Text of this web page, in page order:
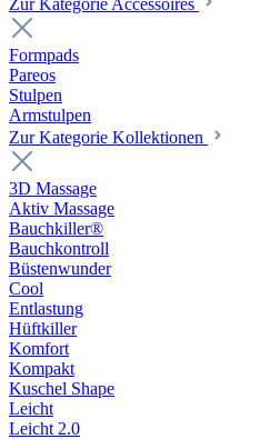
Formpads
Pareos
Stulpen
Armstulpen
Zur Kategorie Kollektionen
3D Massage
Aktiv Massage
Bauchkiller®
Bauchkontroll
Büstenwunder
Cool
Entlastung
Hüftkiller
Komfort
Kompakt
Kuschel Shape
Leicht
Leicht 2.0